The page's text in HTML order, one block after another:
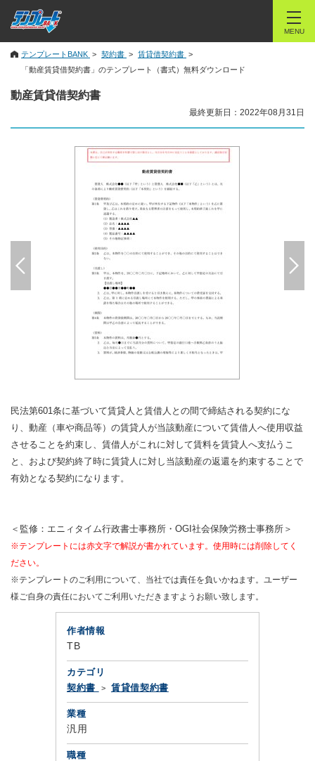
MENU
テンプレートBANK 契約書
賃貸借契約書
「動産賃貸借契約書」のテンプレート（書式）無料ダウンロード
動産賃貸借契約書
最終更新日：2022年08月31日
民法第601条に基づいて賃貸人と賃借人との間で締結される契約にな
り、動産（車や商品等）の賃貸人が当該動産について賃借人へ使用収益
させることを約束し、賃借人がこれに対して賃料を賃貸人へ支払うこ
と、および契約終了時に賃貸人に対し当該動産の返還を約束することで
有効となる契約になります。
＜監修：エニィタイム行政書士事務所・OGI社会保険労務士事務所＞
※テンプレートには赤文字で解説が書かれています。使用時には削除してく
ださい。
※テンプレートのご利用について、当社では責任を負いかねます。ユーザー
様ご自身の責任においてご利用いただきますようお願い致します。
作者情報
TB
カテゴリ
契約書
賃貸借契約書
業種
汎用
職種